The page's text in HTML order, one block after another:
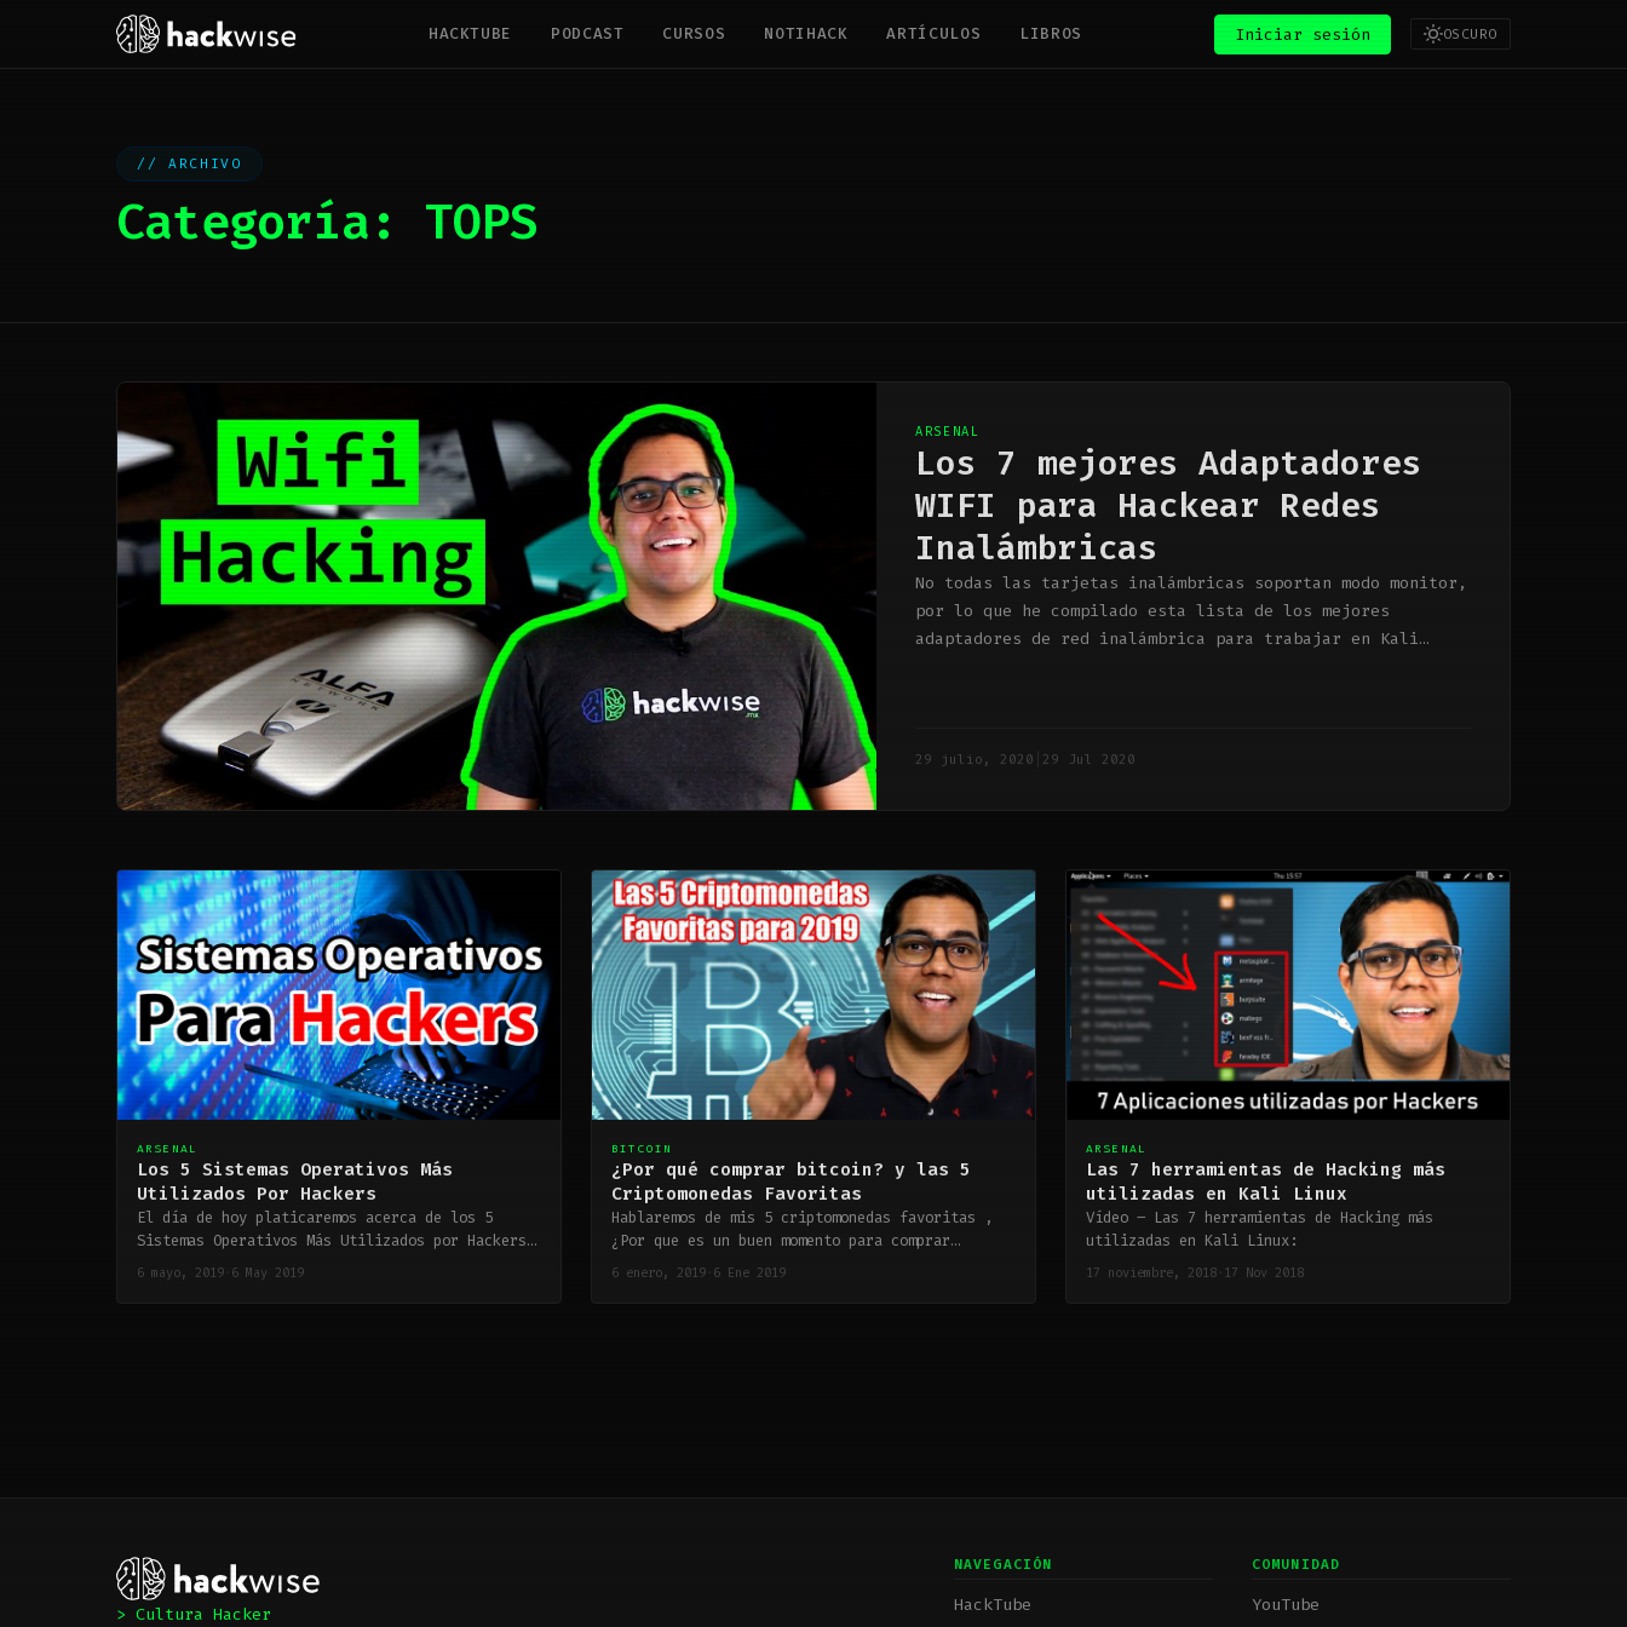
HACKTUBE PODCAST CURSOS NOTIHACK ARTÍCULOS LIBROS Iniciar sesión OSCURO
ARCHIVO
Categoría: TOPS
ARSENAL
Los 7 mejores Adaptadores
WIFI para Hackear Redes
Inalámbricas
No todas las tarjetas inalámbricas soportan modo monitor,
por lo que he compilado esta lista de los mejores
adaptadores de red inalámbrica para trabajar en Kali
29 julio, 2020 29 Jul 2020
ARSENAL
Los 5 Sistemas Operativos Más
Utilizados Por Hackers
El día de hoy platicaremos acerca de los 5
Sistemas Operativos Más Utilizados por Hackers…
6 mayo, 2019 6 May 2019
BITCOIN
¿Por qué comprar bitcoin? y las 5
Criptomonedas Favoritas
Hablaremos de mis 5 criptomonedas favoritas ,
¿Por que es un buen momento para comprar…
6 enero, 2019 6 Ene 2019
ARSENAL
Las 7 herramientas de Hacking más
utilizadas en Kali Linux
Vídeo – Las 7 herramientas de Hacking más
utilizadas en Kali Linux:
17 noviembre, 2018 17 Nov 2018
> Cultura Hacker
NAVEGACIÓN
HackTube
COMUNIDAD
YouTube